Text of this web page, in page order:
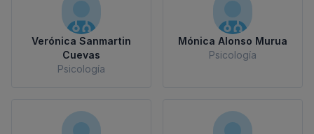
Verónica Sanmartin
Cuevas
Psicología
Mónica Alonso Murua
Psicología